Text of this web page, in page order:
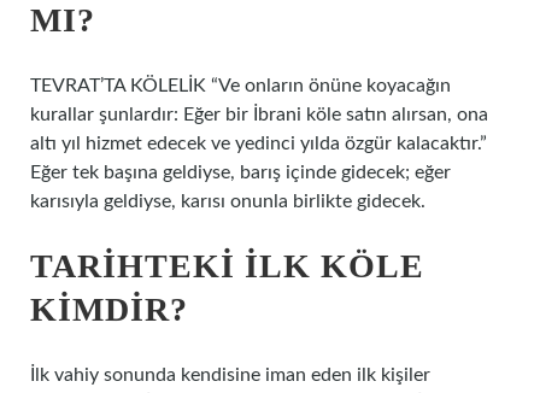
MI?
TEVRAT’TA KÖLELİK “Ve onların önüne koyacağın
kurallar şunlardır: Eğer bir İbrani köle satın alırsan, ona
altı yıl hizmet edecek ve yedinci yılda özgür kalacaktır.”
Eğer tek başına geldiyse, barış içinde gidecek; eğer
karısıyla geldiyse, karısı onunla birlikte gidecek.
TARIHTEKI ILK KÖLE
KIMDIR?
İlk vahiy sonunda kendisine iman eden ilk kişiler